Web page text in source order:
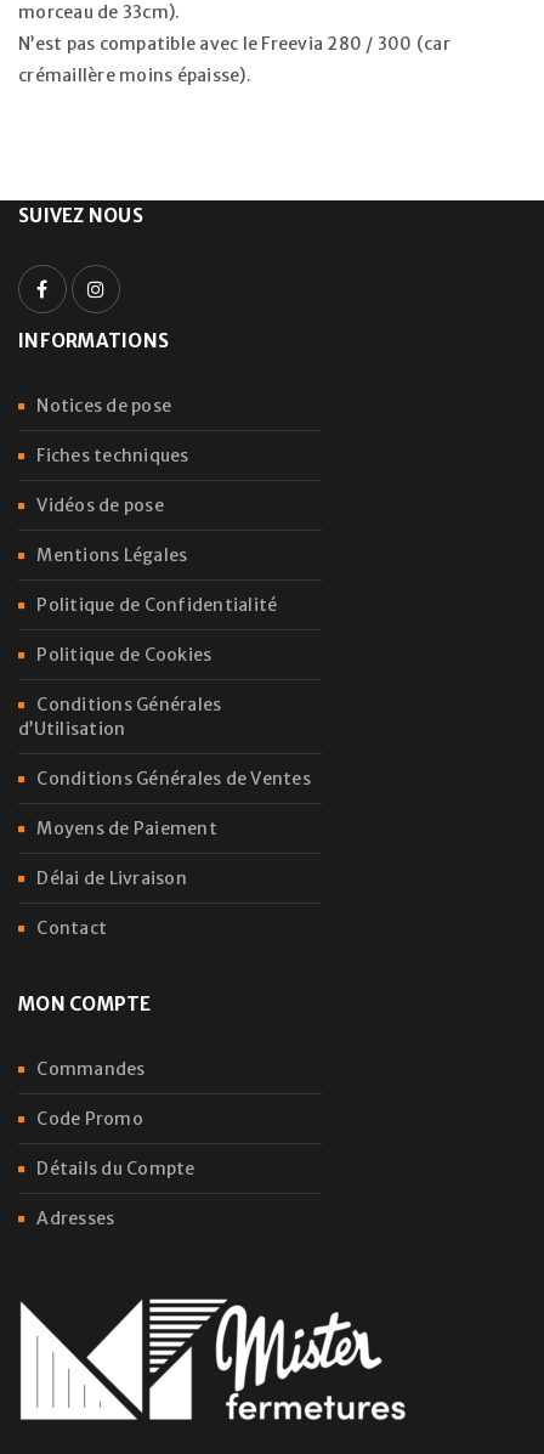
morceau de 33cm).
N’est pas compatible avec le Freevia 280 / 300 (car
crémaillère moins épaisse).
SUIVEZ NOUS
INFORMATIONS
Notices de pose
Fiches techniques
Vidéos de pose
Mentions Légales
Politique de Confidentialité
Politique de Cookies
Conditions Générales
d’Utilisation
Conditions Générales de Ventes
Moyens de Paiement
Délai de Livraison
Contact
MON COMPTE
Commandes
Code Promo
Détails du Compte
Adresses